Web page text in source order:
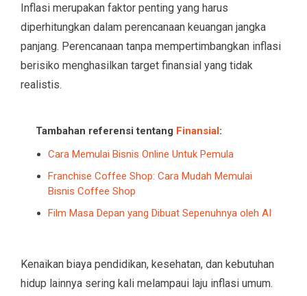
Inflasi merupakan faktor penting yang harus
diperhitungkan dalam perencanaan keuangan jangka
panjang. Perencanaan tanpa mempertimbangkan inflasi
berisiko menghasilkan target finansial yang tidak
realistis.
Tambahan referensi tentang Finansial:
Cara Memulai Bisnis Online Untuk Pemula
Franchise Coffee Shop: Cara Mudah Memulai
Bisnis Coffee Shop
Film Masa Depan yang Dibuat Sepenuhnya oleh AI
Kenaikan biaya pendidikan, kesehatan, dan kebutuhan
hidup lainnya sering kali melampaui laju inflasi umum.